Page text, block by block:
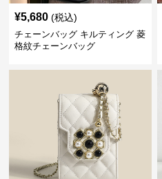
¥5,680 (税込)
チェーンバッグ キルティング 菱
格紋チェーンバッグ